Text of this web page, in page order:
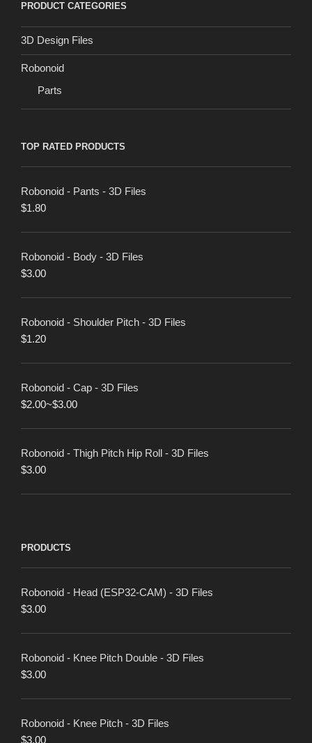
PRODUCT CATEGORIES
3D Design Files
Robonoid
Parts
TOP RATED PRODUCTS
Robonoid - Pants - 3D Files
$1.80
Robonoid - Body - 3D Files
$3.00
Robonoid - Shoulder Pitch - 3D Files
$1.20
Robonoid - Cap - 3D Files
$2.00~$3.00
Robonoid - Thigh Pitch Hip Roll - 3D Files
$3.00
PRODUCTS
Robonoid - Head (ESP32-CAM) - 3D Files
$3.00
Robonoid - Knee Pitch Double - 3D Files
$3.00
Robonoid - Knee Pitch - 3D Files
$3.00